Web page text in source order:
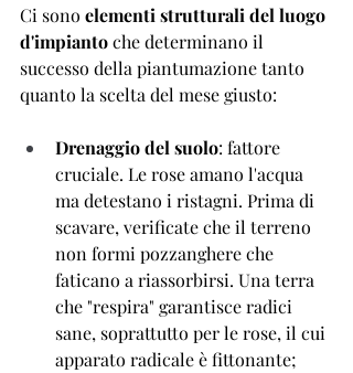
Ci sono elementi strutturali del luogo
d'impianto che determinano il
successo della piantumazione tanto
quanto la scelta del mese giusto:
Drenaggio del suolo: fattore
cruciale. Le rose amano l'acqua
ma detestano i ristagni. Prima di
scavare, verificate che il terreno
non formi pozzanghere che
faticano a riassorbirsi. Una terra
che "respira" garantisce radici
sane, soprattutto per le rose, il cui
apparato radicale è fittonante;